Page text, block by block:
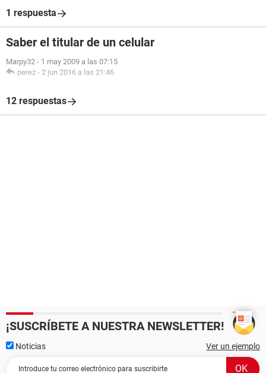
1 respuesta
Saber el titular de un celular
Marpy32 - 1 may 2009 a las 07:15
perez - 2 jun 2016 a las 21:46
12 respuestas
¡SUSCRÍBETE A NUESTRA NEWSLETTER!
Noticias Ver un ejemplo